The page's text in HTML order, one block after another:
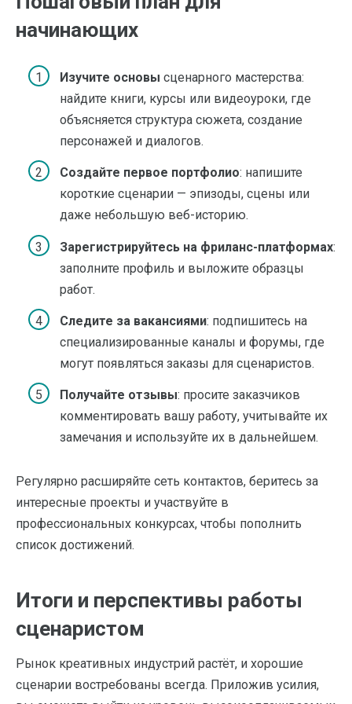
начинающих
Изучите основы сценарного мастерства:
найдите книги, курсы или видеоуроки, где
объясняется структура сюжета, создание
персонажей и диалогов.
Создайте первое портфолио: напишите
короткие сценарии — эпизоды, сцены или
даже небольшую веб-историю.
Зарегистрируйтесь на фриланс-платформах:
заполните профиль и выложите образцы
работ.
Следите за вакансиями: подпишитесь на
специализированные каналы и форумы, где
могут появляться заказы для сценаристов.
Получайте отзывы: просите заказчиков
комментировать вашу работу, учитывайте их
замечания и используйте их в дальнейшем.
Регулярно расширяйте сеть контактов, беритесь за
интересные проекты и участвуйте в
профессиональных конкурсах, чтобы пополнить
список достижений.
Итоги и перспективы работы
сценаристом
Рынок креативных индустрий растёт, и хорошие
сценарии востребованы всегда. Приложив усилия,